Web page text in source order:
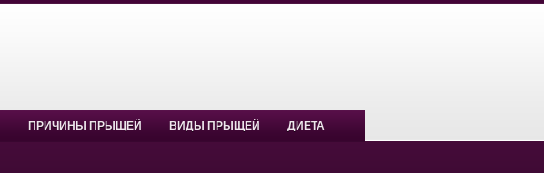
ПРИЧИНЫ ПРЫЩЕЙ ВИДЫ ПРЫЩЕЙ ДИЕТА